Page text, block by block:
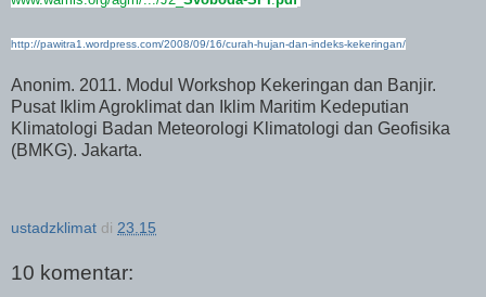
http://pawitra1.wordpress.com/2008/09/16/curah-hujan-dan-indeks-kekeringan/
Anonim. 2011. Modul Workshop Kekeringan dan Banjir.
Pusat Iklim Agroklimat dan Iklim Maritim Kedeputian
Klimatologi Badan Meteorologi Klimatologi dan Geofisika
(BMKG). Jakarta.
ustadzklimat di 23.15
10 komentar: